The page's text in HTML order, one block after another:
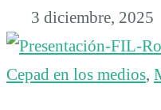
3 diciembre, 2025
Cepad en los medios,